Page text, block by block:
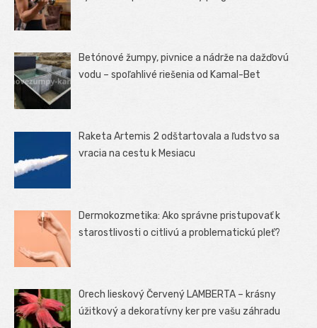
Betónové žumpy, pivnice a nádrže na dažďovú
vodu – spoľahlivé riešenia od Kamal-Bet
Raketa Artemis 2 odštartovala a ľudstvo sa
vracia na cestu k Mesiacu
Dermokozmetika: Ako správne pristupovať k
starostlivosti o citlivú a problematickú pleť?
Orech lieskový Červený LAMBERTA – krásny
úžitkový a dekoratívny ker pre vašu záhradu